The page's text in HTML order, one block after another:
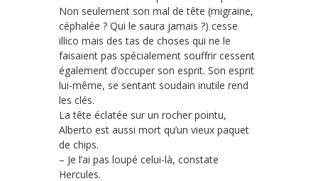
Non seulement son mal de tête (migraine,
céphalée ? Qui le saura jamais ?) cesse
illico mais des tas de choses qui ne le
faisaient pas spécialement souffrir cessent
également d’occuper son esprit. Son esprit
lui-même, se sentant soudain inutile rend
les clés.
La tête éclatée sur un rocher pointu,
Alberto est aussi mort qu’un vieux paquet
de chips.
– Je l’ai pas loupé celui-là, constate
Hercules.